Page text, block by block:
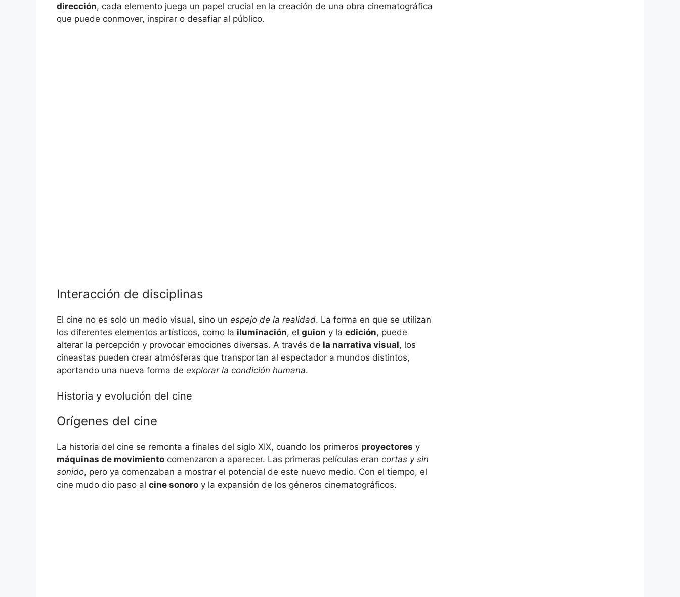
dirección, cada elemento juega un papel crucial en la creación de una obra cinematográfica
que puede conmover, inspirar o desafiar al público.
Interacción de disciplinas
El cine no es solo un medio visual, sino un espejo de la realidad. La forma en que se utilizan
los diferentes elementos artísticos, como la iluminación, el guion y la edición, puede
alterar la percepción y provocar emociones diversas. A través de la narrativa visual, los
cineastas pueden crear atmósferas que transportan al espectador a mundos distintos,
aportando una nueva forma de explorar la condición humana.
Historia y evolución del cine
Orígenes del cine
La historia del cine se remonta a finales del siglo XIX, cuando los primeros proyectores y
máquinas de movimiento comenzaron a aparecer. Las primeras películas eran cortas y sin
sonido, pero ya comenzaban a mostrar el potencial de este nuevo medio. Con el tiempo, el
cine mudo dio paso al cine sonoro y la expansión de los géneros cinematográficos.